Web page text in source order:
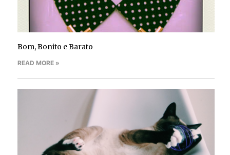
Bom, Bonito e Barato
READ MORE »